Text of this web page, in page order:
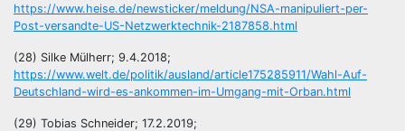
https://www.heise.de/newsticker/meldung/NSA-manipuliert-per-
Post-versandte-US-Netzwerktechnik-2187858.html
(28) Silke Mülherr; 9.4.2018;
https://www.welt.de/politik/ausland/article175285911/Wahl-Auf-
Deutschland-wird-es-ankommen-im-Umgang-mit-Orban.html
(29) Tobias Schneider; 17.2.2019;